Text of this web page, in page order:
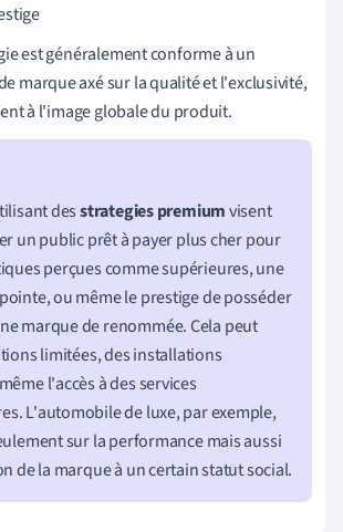
est généralement conforme à un
marque axé sur la qualité et l'exclusivité,
à l'image globale du produit.
desstrategies premiumvisent
un public prêt à payer plus cher pour
perçues comme supérieures, une
ou même le prestige de posséder
marque de renommée. Cela peut
limitées, des installations
l'accès à des services
L'automobile de luxe, par exemple,
sur la performance mais aussi
de la marque à un certain statut social.